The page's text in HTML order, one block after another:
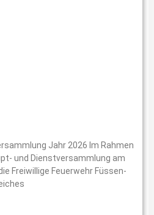
Jahr 2026 Im Rahmen
und Dienstversammlung am
Freiwillige Feuerwehr Füssen-